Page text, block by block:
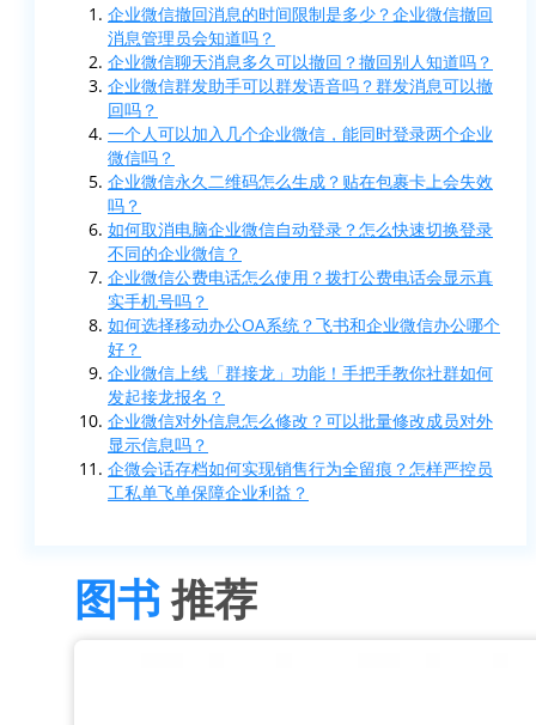
企业微信撤回消息的时间限制是多少？企业微信撤回
消息管理员会知道吗？
企业微信聊天消息多久可以撤回？撤回别人知道吗？
企业微信群发助手可以群发语音吗？群发消息可以撤
回吗？
一个人可以加入几个企业微信，能同时登录两个企业
微信吗？
企业微信永久二维码怎么生成？贴在包裹卡上会失效
吗？
如何取消电脑企业微信自动登录？怎么快速切换登录
不同的企业微信？
企业微信公费电话怎么使用？拨打公费电话会显示真
实手机号吗？
如何选择移动办公OA系统？飞书和企业微信办公哪个
好？
企业微信上线「群接龙」功能！手把手教你社群如何
发起接龙报名？
企业微信对外信息怎么修改？可以批量修改成员对外
显示信息吗？
企微会话存档如何实现销售行为全留痕？怎样严控员
工私单飞单保障企业利益？
图书推荐